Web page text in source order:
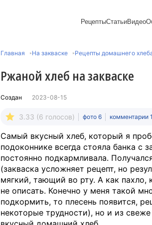
Рецепты
Сезонная выпечка
Пасхальная выпечка
Статьи
Лайфхаки
выпечка
закуски
Видео
Главная На закваске Рецепты домашнего
Ржаной хлеб на закваске
Создан 2023-08-15
3.33 (6 голосов) фото 6 комментарии
Самый вкусный хлеб, который я
подоконнике всегда стояла банка с
постоянно подкармливала.
(закваска усложняет рецепт, но
мягкий, тающий во рту. А как пахло,
не описать. Конечно у меня такой
подкормить, то плесень появится,
некоторые трудности), но и из